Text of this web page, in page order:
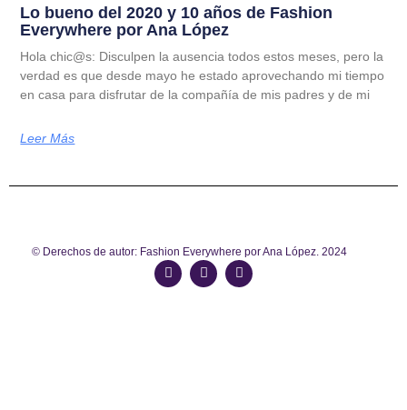
Lo bueno del 2020 y 10 años de Fashion
Everywhere por Ana López
Hola chic@s: Disculpen la ausencia todos estos meses, pero la
verdad es que desde mayo he estado aprovechando mi tiempo
en casa para disfrutar de la compañía de mis padres y de mi
Leer Más
© Derechos de autor: Fashion Everywhere por Ana López. 2024